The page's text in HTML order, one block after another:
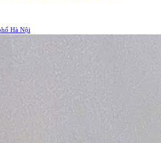
Hà Nội